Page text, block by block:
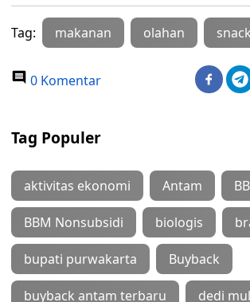
Tag: makanan olahan snack
0 Komentar
Tag Populer
aktivitas ekonomi Antam
BBM Nonsubsidi biologis
bupati purwakarta Buyback
buyback antam terbaru dedi